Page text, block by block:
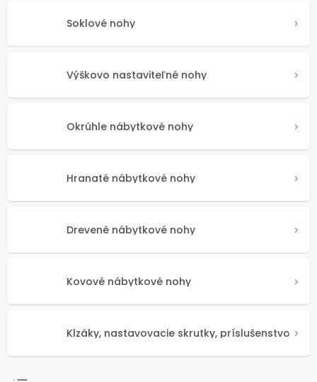
Soklové nohy
Výškovo nastaviteľné nohy
Okrúhle nábytkové nohy
Hranaté nábytkové nohy
Drevené nábytkové nohy
Kovové nábytkové nohy
Klzáky, nastavovacie skrutky, príslušenstvo